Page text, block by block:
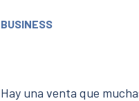
BUSINESS
Hay una venta que